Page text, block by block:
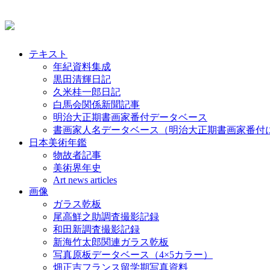
テキスト
年紀資料集成
黒田清輝日記
久米桂一郎日記
白馬会関係新聞記事
明治大正期書画家番付データベース
書画家人名データベース（明治大正期書画家番付
日本美術年鑑
物故者記事
美術界年史
Art news articles
画像
ガラス乾板
尾高鮮之助調査撮影記録
和田新調査撮影記録
新海竹太郎関連ガラス乾板
写真原板データベース（4×5カラー）
畑正吉フランス留学期写真資料